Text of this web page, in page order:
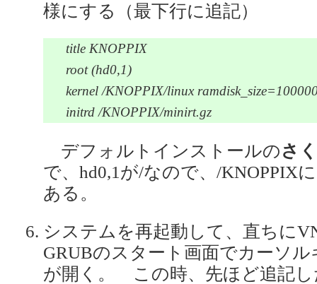
様にする（最下行に追記）
title KNOPPIX
root (hd0,1)
kernel /KNOPPIX/linux
initrd /KNOPPIX/minirt.gz
デフォルトインストールのさ
で、hd0,1が/なので、/KNOPPIX
ある。
システムを再起動して、直ちに
GRUBのスタート画面でカーソ
が開く。 この時、先ほど追記し